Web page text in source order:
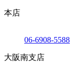
本店
06-6908-5588
大阪南支店